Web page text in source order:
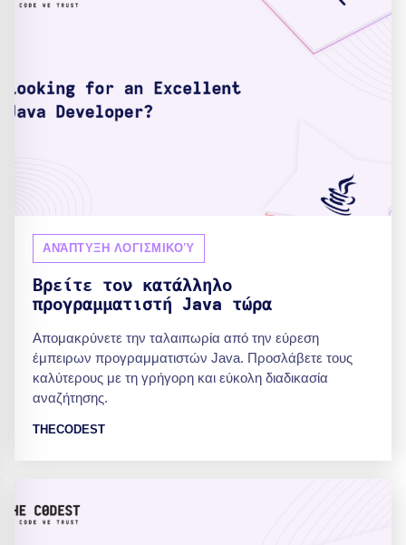
ΑΝΆΠΤΥΞΗ ΛΟΓΙΣΜΙΚΟΎ
Βρείτε τον κατάλληλο
προγραμματιστή Java τώρα
Απομακρύνετε την ταλαιπωρία από την εύρεση
έμπειρων προγραμματιστών Java. Προσλάβετε τους
καλύτερους με τη γρήγορη και εύκολη διαδικασία
αναζήτησης.
THECODEST